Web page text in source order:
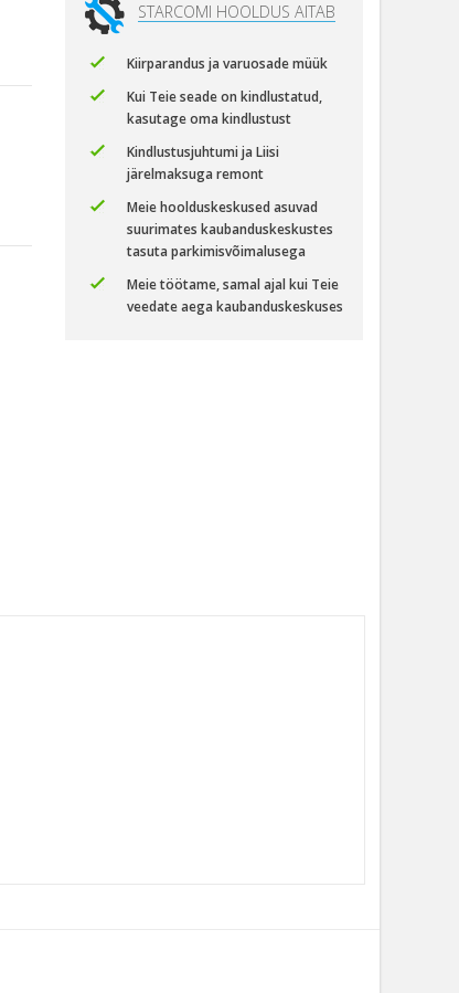
STARCOMI HOOLDUS AITAB
Kiirparandus ja varuosade müük
Kui Teie seade on kindlustatud,
kasutage oma kindlustust
Kindlustusjuhtumi ja Liisi
järelmaksuga remont
Meie hoolduskeskused asuvad
suurimates kaubanduskeskustes
tasuta parkimisvõimalusega
Meie töötame, samal ajal kui Teie
veedate aega kaubanduskeskuses